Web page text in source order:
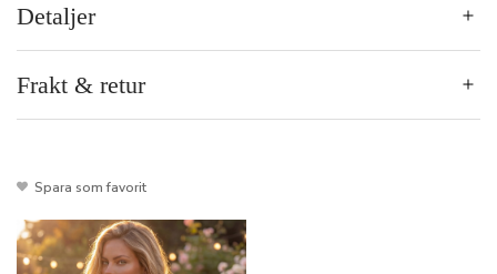
Detaljer
Frakt & retur
Spara som favorit